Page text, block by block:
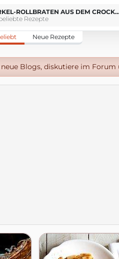
SPANFERKEL-ROLLBRATEN
Rezepte
Neue Rezepte
Blogs, diskutiere im